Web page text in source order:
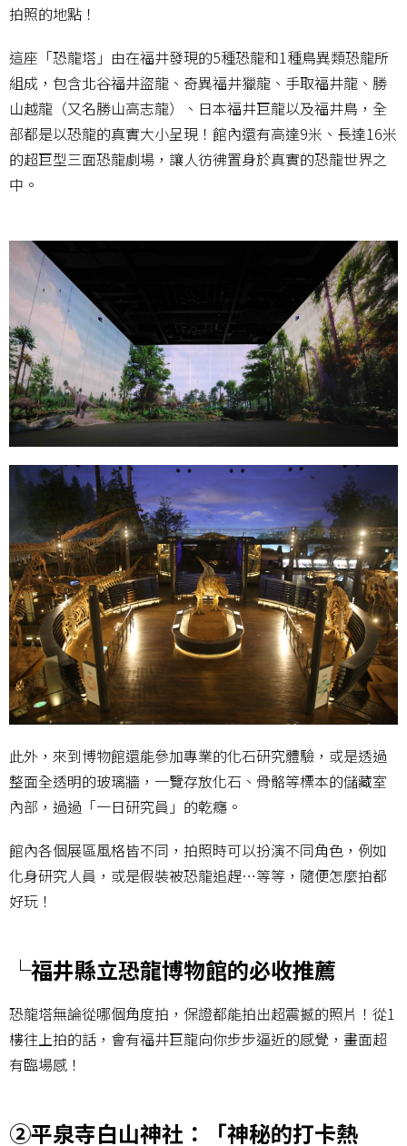
拍照的地點！
這座「恐龍塔」由在福井發現的5種恐龍和1種鳥異類恐龍所
組成，包含北谷福井盜龍、奇異福井獵龍、手取福井龍、勝
山越龍（又名勝山高志龍）、日本福井巨龍以及福井鳥，全
部都是以恐龍的真實大小呈現！館內還有高達9米、長達16米
的超巨型三面恐龍劇場，讓人彷彿置身於真實的恐龍世界之
中。
此外，來到博物館還能參加專業的化石研究體驗，或是透過
整面全透明的玻璃牆，一覽存放化石、骨骼等標本的儲藏室
內部，過過「一日研究員」的乾癮。
館內各個展區風格皆不同，拍照時可以扮演不同角色，例如
化身研究人員，或是假裝被恐龍追趕…等等，隨便怎麼拍都
好玩！
└福井縣立恐龍博物館的必收推薦
恐龍塔無論從哪個角度拍，保證都能拍出超震撼的照片！從1
樓往上拍的話，會有福井巨龍向你步步逼近的感覺，畫面超
有臨場感！
②平泉寺白山神社：「神秘的打卡熱